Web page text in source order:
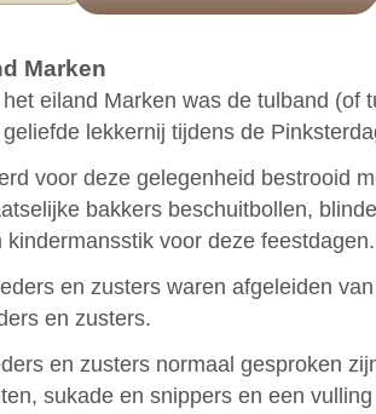
Marken
eiland Marken was de tulband (of
lekkernij tijdens de
voor deze gelegenheid bestrooid
bakkers beschuitbollen,
kindermansstik voor deze feestdagen.
en zusters waren afgeleiden
en zusters.
en zusters normaal gesproken
sukade en snippers en een